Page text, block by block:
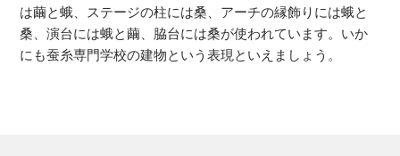
は繭と蛾、ステージの柱には桑、アーチの縁飾りには蛾と
桑、演台には蛾と繭、脇台には桑が使われています。いか
にも蚕糸専門学校の建物という表現といえましょう。